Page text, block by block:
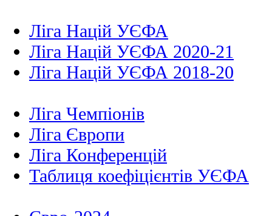
Ліга Націй УЄФА
Ліга Націй УЄФА 2020-21
Ліга Націй УЄФА 2018-20
Ліга Чемпіонів
Ліга Європи
Ліга Конференцій
Таблиця коефіцієнтів УЄФА